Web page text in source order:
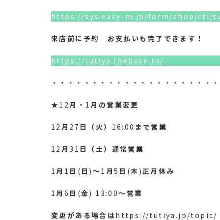
https://sys.easy-m.jp/form/shop/ctl/
来店前に予約 お支払いも完了できます！
https://tutiya.thebase.in/
・・・・・・・・・・・・・・・・・・・・・
★12月・ 1月の営業変更
12 月 27 日（火） 16:00 まで営業
12 月 31 日（土）通常営業
1月 1 日 ( 日 ) 〜1 月5 日 (木 )正月休み
1月 6 日 (金) 13:00〜営業
変更がある場合はhttps://tutiya.jp/topic/